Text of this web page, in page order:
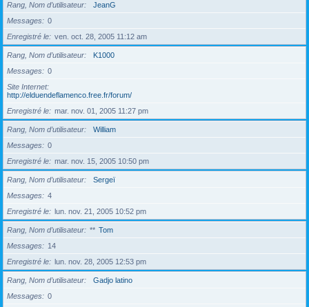
Rang, Nom d’utilisateur
JeanG
Messages
0
Enregistré le
ven. oct. 28, 2005 11:12 am
Rang, Nom d’utilisateur
K1000
Messages
0
Site Internet
http://elduendeflamenco.free.fr/forum/
Enregistré le
mar. nov. 01, 2005 11:27 pm
Rang, Nom d’utilisateur
William
Messages
0
Enregistré le
mar. nov. 15, 2005 10:50 pm
Rang, Nom d’utilisateur
Sergeï
Messages
4
Enregistré le
lun. nov. 21, 2005 10:52 pm
Rang, Nom d’utilisateur ** Tom
Messages
14
Enregistré le
lun. nov. 28, 2005 12:53 pm
Rang, Nom d’utilisateur
Gadjo latino
Messages
0